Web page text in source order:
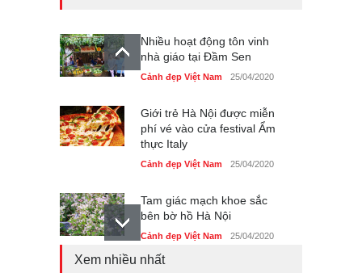
Nhiều hoạt động tôn vinh
nhà giáo tại Đầm Sen
Cảnh đẹp Việt Nam 25/04/2020
Giới trẻ Hà Nội được miễn
phí vé vào cửa festival Ẩm
thực Italy
Cảnh đẹp Việt Nam 25/04/2020
Tam giác mạch khoe sắc
bên bờ hồ Hà Nội
Cảnh đẹp Việt Nam 25/04/2020
Xem nhiều nhất